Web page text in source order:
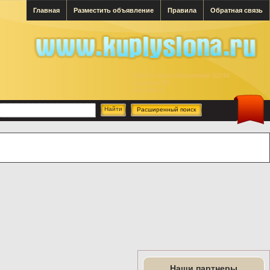
Главная Разместить объявление Правила Обратная связь
Всего в базе объявлений 30244
за месяц 69
за сутки 0
Расширенный поиск